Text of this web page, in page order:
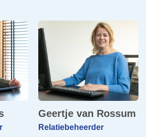
Geertje van Rossum
Relatiebeheerder